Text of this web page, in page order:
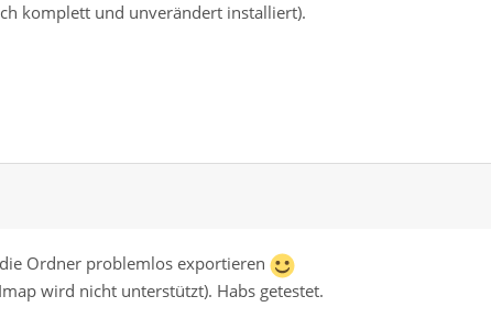
komplett und unverändert installiert).
Ordner problemlos exportieren
wird nicht unterstützt). Habs getestet.